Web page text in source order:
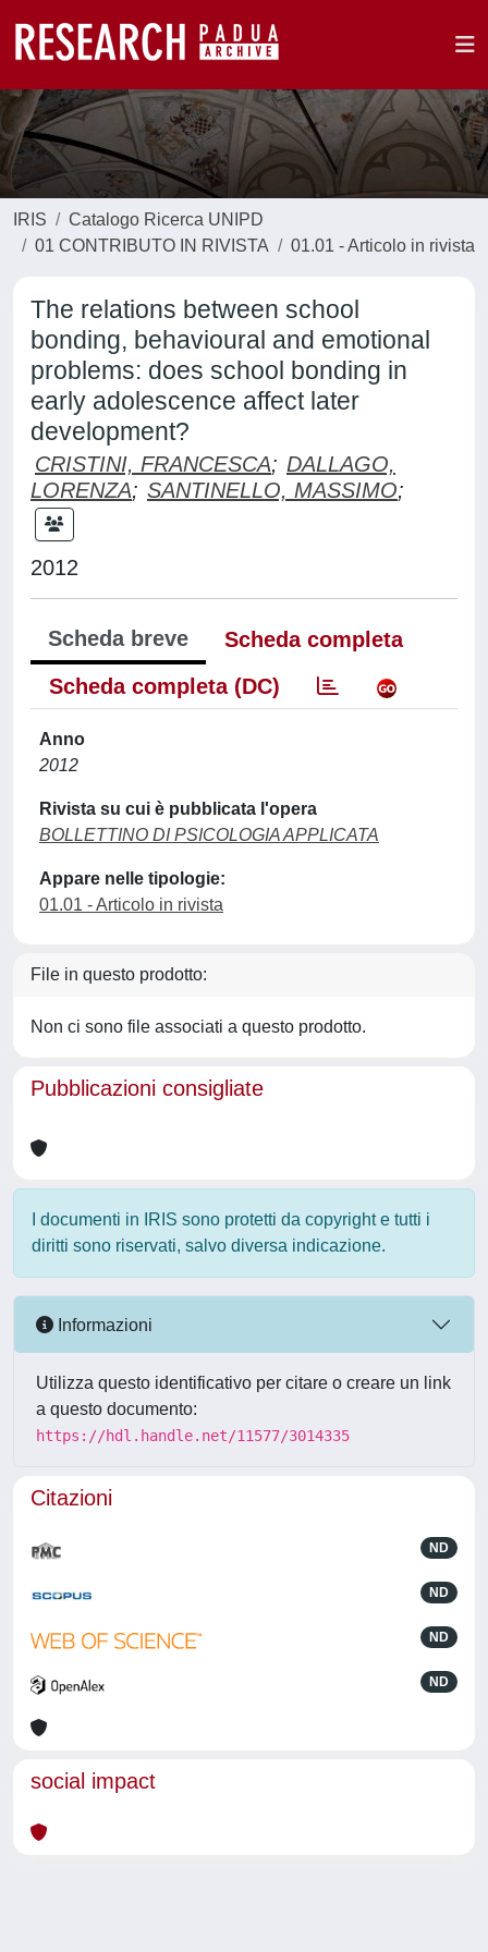
IRIS
Catalogo Ricerca UNIPD
01 CONTRIBUTO IN RIVISTA
01.01 - Articolo in rivista
The relations between school
bonding, behavioural and emotional
problems: does school bonding in
early adolescence affect later
development?
CRISTINI, FRANCESCA; DALLAGO,
LORENZA; SANTINELLO, MASSIMO;
2012
Scheda breve
Scheda completa
Scheda completa (DC)
Anno
2012
Rivista su cui è pubblicata l'opera
BOLLETTINO DI PSICOLOGIA APPLICATA
Appare nelle tipologie:
01.01 - Articolo in rivista
File in questo prodotto:
Non ci sono file associati a questo prodotto.
Pubblicazioni consigliate
I documenti in IRIS sono protetti da copyright e tutti i
diritti sono riservati, salvo diversa indicazione.
Informazioni
Utilizza questo identificativo per citare o creare un link
a questo documento:
https://hdl.handle.net/11577/3014335
Citazioni
ND
ND
ND
ND
social impact